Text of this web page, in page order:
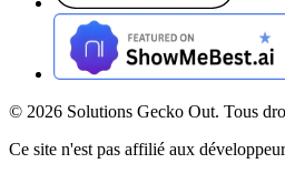
© 2026 Solutions Gecko Out. Tous
Ce site n'est pas affilié aux